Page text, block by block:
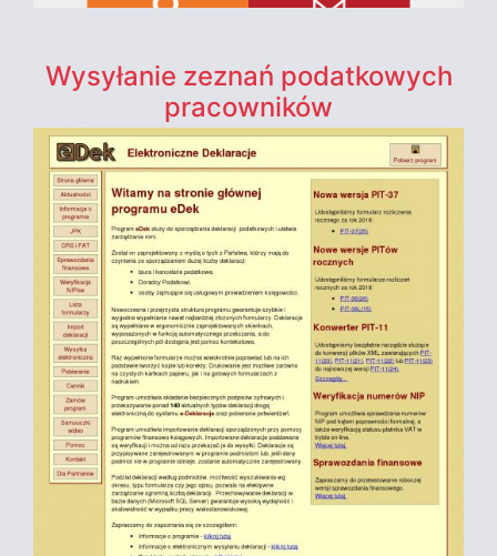
Wysyłanie zeznań podatkowych
pracowników